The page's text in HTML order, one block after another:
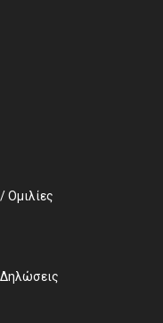
Ομιλίες